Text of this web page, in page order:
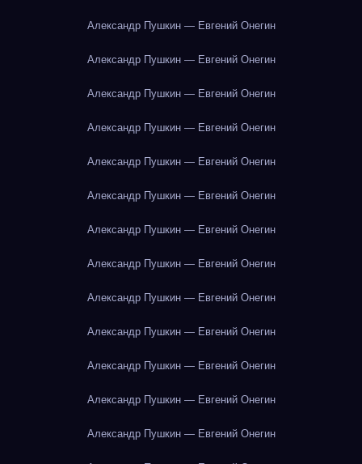
Александр Пушкин — Евгений Онегин
Александр Пушкин — Евгений Онегин
Александр Пушкин — Евгений Онегин
Александр Пушкин — Евгений Онегин
Александр Пушкин — Евгений Онегин
Александр Пушкин — Евгений Онегин
Александр Пушкин — Евгений Онегин
Александр Пушкин — Евгений Онегин
Александр Пушкин — Евгений Онегин
Александр Пушкин — Евгений Онегин
Александр Пушкин — Евгений Онегин
Александр Пушкин — Евгений Онегин
Александр Пушкин — Евгений Онегин